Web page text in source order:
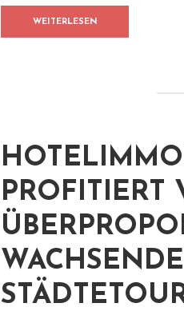
WEITERLESEN
PROFITIERT